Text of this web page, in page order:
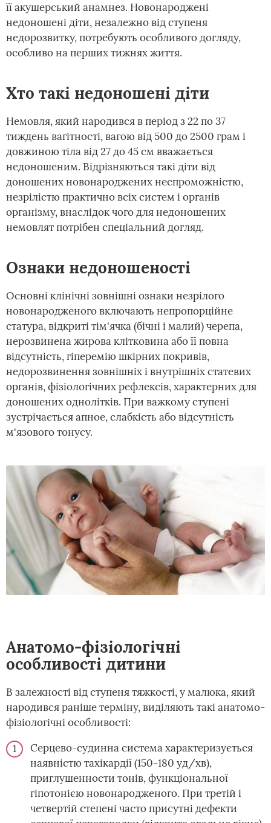
її акушерський анамнез. Новонароджені
недоношені діти, незалежно від ступеня
недорозвитку, потребують особливого догляду,
особливо на перших тижнях життя.
Хто такі недоношені діти
Немовля, який народився в період з 22 по 37
тиждень вагітності, вагою від 500 до 2500 грам і
довжиною тіла від 27 до 45 см вважається
недоношеним. Відрізняються такі діти від
доношених новонароджених неспроможністю,
незрілістю практично всіх систем і органів
організму, внаслідок чого для недоношених
немовлят потрібен спеціальний догляд.
Ознаки недоношеності
Основні клінічні зовнішні ознаки незрілого
новонародженого включають непропорційне
статура, відкриті тім'ячка (бічні і малий) черепа,
нерозвинена жирова клітковина або її повна
відсутність, гіперемію шкірних покривів,
недорозвинення зовнішніх і внутрішніх статевих
органів, фізіологічних рефлексів, характерних для
доношених однолітків. При важкому ступені
зустрічається апное, слабкість або відсутність
м'язового тонусу.
Анатомо-фізіологічні
особливості дитини
В залежності від ступеня тяжкості, у малюка, який
народився раніше терміну, виділяють такі анатомо-
фізіологічні особливості:
Серцево-судинна система характеризується
наявністю тахікардії (150-180 уд/хв),
приглушенности тонів, функціональної
гіпотонією новонародженого. При третій і
четвертій степені часто присутні дефекти